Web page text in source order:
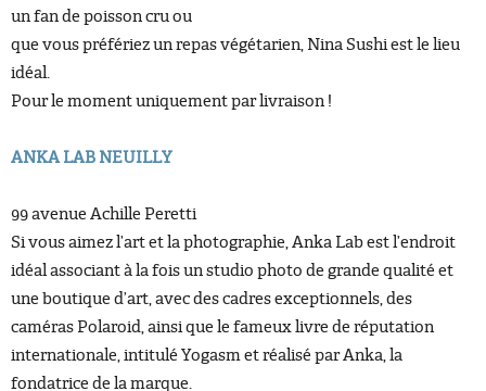
un fan de poisson cru ou
que vous préfériez un repas végétarien, Nina Sushi est le lieu
idéal.
Pour le moment uniquement par livraison !
ANKA LAB NEUILLY
99 avenue Achille Peretti
Si vous aimez l’art et la photographie, Anka Lab est l’endroit
idéal associant à la fois un studio photo de grande qualité et
une boutique d’art, avec des cadres exceptionnels, des
caméras Polaroid, ainsi que le fameux livre de réputation
internationale, intitulé Yogasm et réalisé par Anka, la
fondatrice de la marque.